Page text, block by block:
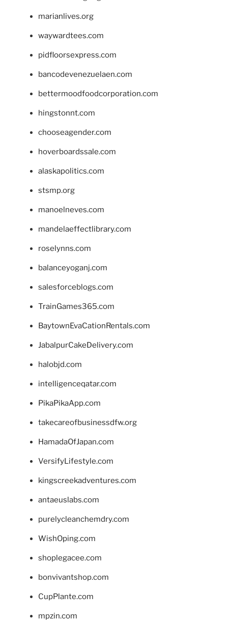
marianlives.org
waywardtees.com
pidfloorsexpress.com
bancodevenezuelaen.com
bettermoodfoodcorporation.com
hingstonnt.com
chooseagender.com
hoverboardssale.com
alaskapolitics.com
stsmp.org
manoelneves.com
mandelaeffectlibrary.com
roselynns.com
balanceyoganj.com
salesforceblogs.com
TrainGames365.com
BaytownEvaCationRentals.com
JabalpurCakeDelivery.com
halobjd.com
intelligenceqatar.com
PikaPikaApp.com
takecareofbusinessdfw.org
HamadaOfJapan.com
VersifyLifestyle.com
kingscreekadventures.com
antaeuslabs.com
purelycleanchemdry.com
WishOping.com
shoplegacee.com
bonvivantshop.com
CupPlante.com
mpzin.com